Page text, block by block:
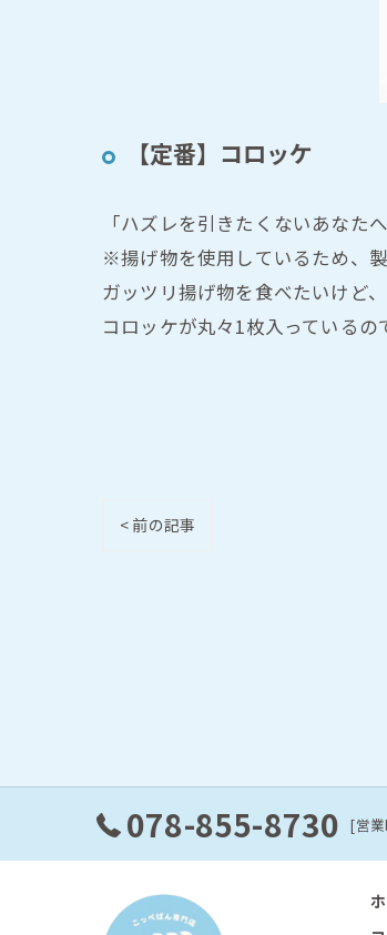
【定番】コロッケ
「ハズレを引きたくないあなたへ
※揚げ物を使用しているため、
ガッツリ揚げ物を食べたいけど
コロッケが丸々1枚入っているの
< 前の記事
078-855-8730 [営